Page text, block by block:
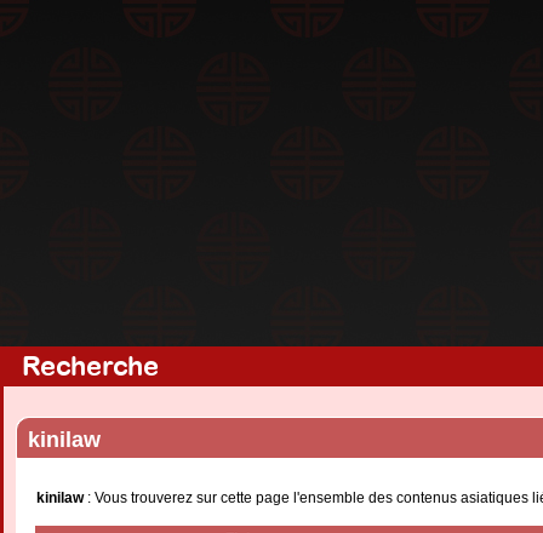
Recherche
kinilaw
kinilaw: Vous trouverez sur cette page l'ensemble des contenus asiatiques